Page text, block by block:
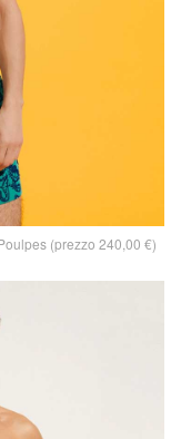
(prezzo 240,00 €)